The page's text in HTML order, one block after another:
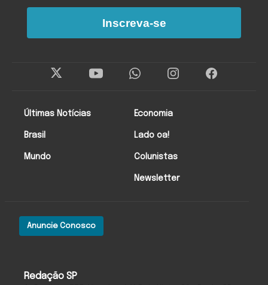
Redação SP
Anuncie Conosco
Últimas Notícias
Brasil
Mundo
Economia
Lado oa!
Colunistas
Newsletter
Inscreva-se